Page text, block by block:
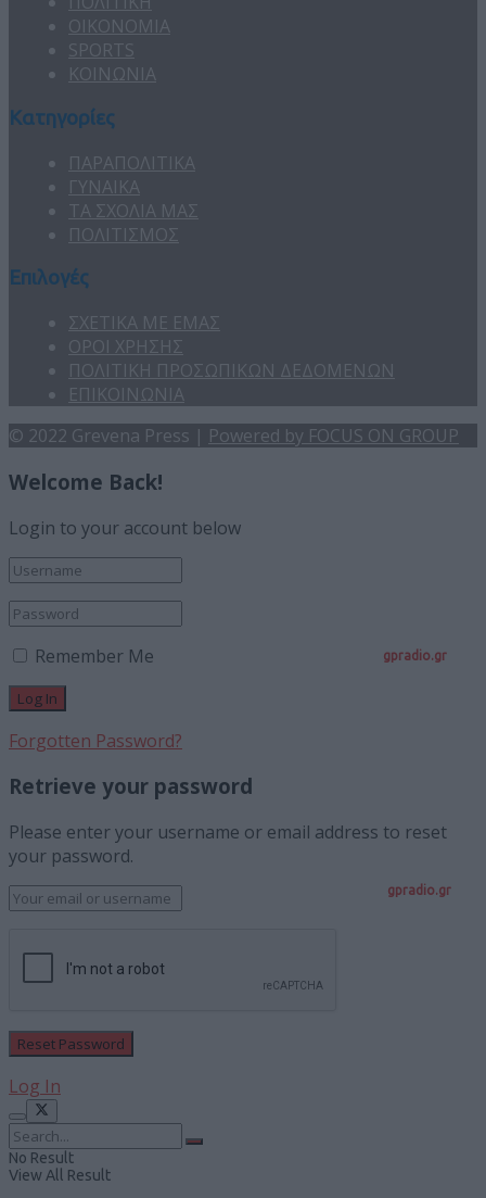
gpradio.gr
ΟΙΚΟΝΟΜΙΑ
SPORTS
ΚΟΙΝΩΝΙΑ
Κατηγορίες
ΠΑΡΑΠΟΛΙΤΙΚΑ
ΓΥΝΑΙΚΑ
ΤΑ ΣΧΟΛΙΑ ΜΑΣ
ΠΟΛΙΤΙΣΜΟΣ
Επιλογές
ΣΧΕΤΙΚΑ ΜΕ ΕΜΑΣ
ΟΡΟΙ ΧΡΗΣΗΣ
ΠΟΛΙΤΙΚΗ ΠΡΟΣΩΠΙΚΩΝ ΔΕΔΟΜΕΝΩΝ
ΕΠΙΚΟΙΝΩΝΙΑ
© 2022 Grevena Press | Powered by FOCUS ON GROUP
Welcome Back!
Login to your account below
Remember Me
Forgotten Password?
Retrieve your password
Please enter your username or email address to reset
your password.
Log In
No Result
View All Result
gpradio.gr